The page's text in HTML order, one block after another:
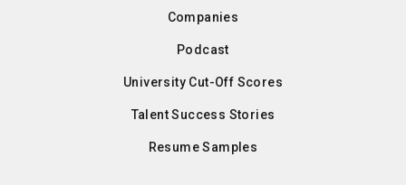
Companies
Podcast
University Cut-Off Scores
Talent Success Stories
Resume Samples